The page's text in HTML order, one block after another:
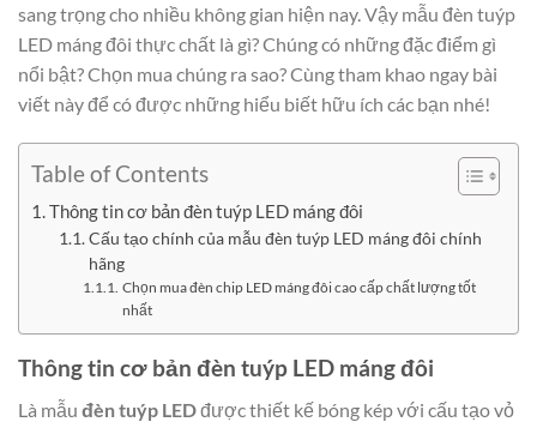
sang trọng cho nhiều không gian hiện nay. Vậy mẫu đèn tuýp
LED máng đôi thực chất là gì? Chúng có những đặc điểm gì
nổi bật? Chọn mua chúng ra sao? Cùng tham khao ngay bài
viết này để có được những hiểu biết hữu ích các bạn nhé!
Table of Contents
Thông tin cơ bản đèn tuýp LED máng đôi
Cấu tạo chính của mẫu đèn tuýp LED máng đôi chính
hãng
Chọn mua đèn chip LED máng đôi cao cấp chất lượng tốt
nhất
Thông tin cơ bản đèn tuýp LED máng đôi
Là mẫu đèn tuýp LEDđược thiết kế bóng kép với cấu tạo vỏ